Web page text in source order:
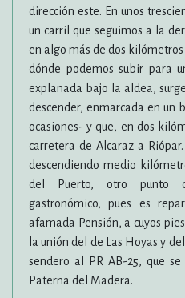
dirección este. En unos
un carril que seguimos a la
en algo más de dos
dónde podemos subir para
explanada bajo la aldea,
descender, enmarcada en un
ocasiones- y que, en dos
carretera de Alcaraz a
descendiendo medio
del Puerto, otro punto
gastronómico, pues es
afamada Pensión, a cuyos
la unión del de Las Hoyas y
sendero al PR AB-25, que
Paterna del Madera.